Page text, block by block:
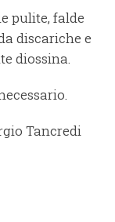
pulite, falde
discariche e
diossina.
Tancredi